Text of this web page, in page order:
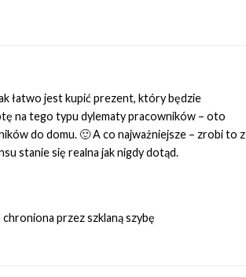
łatwo jest kupić prezent, który będzie
na tego typu dylematy pracowników – oto
do domu. 🙂 A co najważniejsze – zrobi to z
stanie się realna jak nigdy dotąd.
chroniona przez szklaną szybę